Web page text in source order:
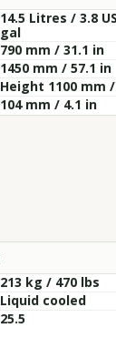
14.5 Litres / 3.8
gal
790 mm / 31.1 in
1450 mm / 57.1 in
Height 1100 mm
104 mm / 4.1 in
213 kg / 470 lbs
Liquid cooled
25.5